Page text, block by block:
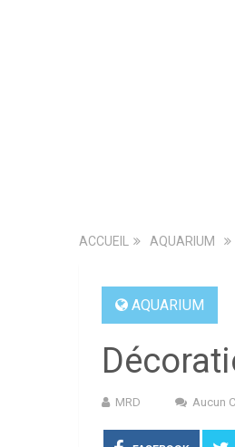
ACCUEIL AQUARIUM
AQUARIUM
MRD Aucun